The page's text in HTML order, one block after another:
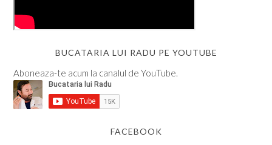
BUCATARIA LUI RADU PE YOUTUBE
Aboneaza-te acum la canalul de YouTube.
FACEBOOK